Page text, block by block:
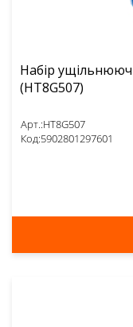
Набір
(HT8G507)
Арт.:HT8G507
Код:5902801297601